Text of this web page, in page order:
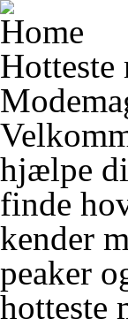
hjælpe
finde
kender
peaker
hotteste